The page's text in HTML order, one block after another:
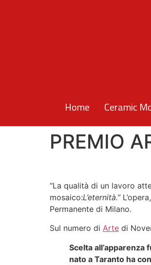
Home Ceramic
PREMIO
“La qualità di un lavoro
mosaico:L’eternità.”
Permanente di Milano.
Sul numero di Arte di
Scelta
nato a Taranto ha